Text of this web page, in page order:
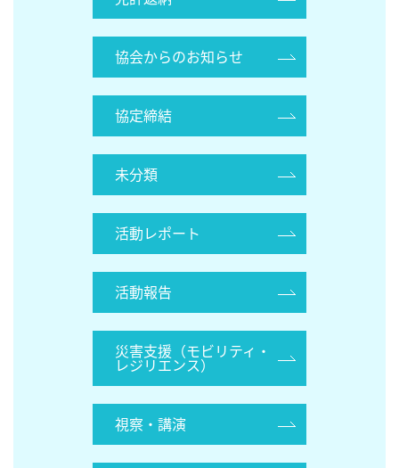
協会からのお知らせ
協定締結
未分類
活動レポート
活動報告
災害支援（モビリティ・
レジリエンス）
視察・講演